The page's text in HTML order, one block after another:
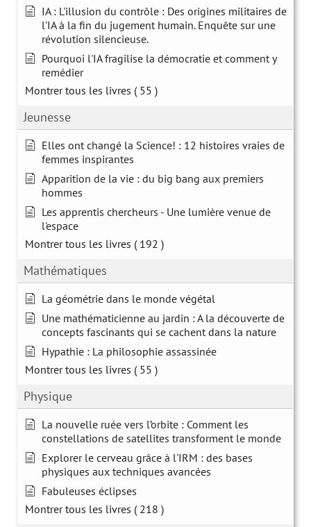
IA : L'illusion du contrôle : Des origines militaires de
l'IA à la fin du jugement humain. Enquête sur une
révolution silencieuse.
Pourquoi l'IA fragilise la démocratie et comment y
remédier
Montrer tous les livres ( 55 )
Jeunesse
Elles ont changé la Science! : 12 histoires vraies de
femmes inspirantes
Apparition de la vie : du big bang aux premiers
hommes
Les apprentis chercheurs - Une lumière venue de
l'espace
Montrer tous les livres ( 192 )
Mathématiques
La géométrie dans le monde végétal
Une mathématicienne au jardin : A la découverte de
concepts fascinants qui se cachent dans la nature
Hypathie : La philosophie assassinée
Montrer tous les livres ( 55 )
Physique
La nouvelle ruée vers l’orbite : Comment les
constellations de satellites transforment le monde
Explorer le cerveau grâce à l'IRM : des bases
physiques aux techniques avancées
Fabuleuses éclipses
Montrer tous les livres ( 218 )